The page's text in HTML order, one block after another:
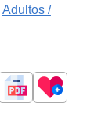
Adultos /